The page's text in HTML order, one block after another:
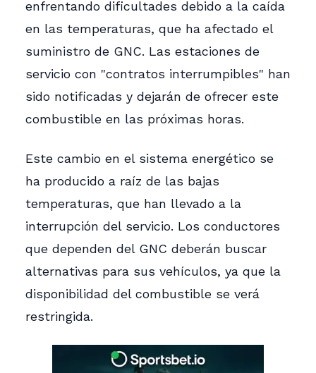
enfrentando dificultades debido a la caída
en las temperaturas, que ha afectado el
suministro de GNC. Las estaciones de
servicio con "contratos interrumpibles" han
sido notificadas y dejarán de ofrecer este
combustible en las próximas horas.
Este cambio en el sistema energético se
ha producido a raíz de las bajas
temperaturas, que han llevado a la
interrupción del servicio. Los conductores
que dependen del GNC deberán buscar
alternativas para sus vehículos, ya que la
disponibilidad del combustible se verá
restringida.